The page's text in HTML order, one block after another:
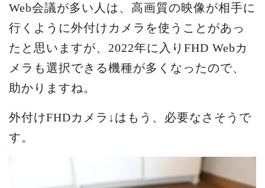
Web会議が多い人は、高画質の映像が相手に
行くように外付けカメラを使うことがあっ
たと思いますが、2022年に入りFHD Webカ
メラも選択できる機種が多くなったので、
助かりますね。
外付けFHDカメラ↓はもう、必要なさそうで
す。